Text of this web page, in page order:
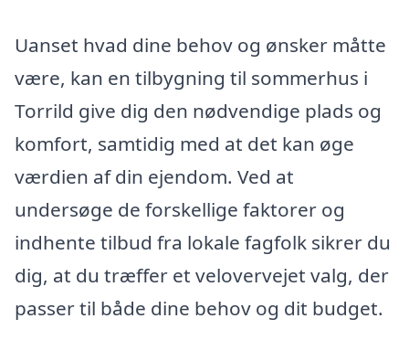
Uanset hvad dine behov og ønsker måtte
være, kan en tilbygning til sommerhus i
Torrild give dig den nødvendige plads og
komfort, samtidig med at det kan øge
værdien af din ejendom. Ved at
undersøge de forskellige faktorer og
indhente tilbud fra lokale fagfolk sikrer du
dig, at du træffer et velovervejet valg, der
passer til både dine behov og dit budget.